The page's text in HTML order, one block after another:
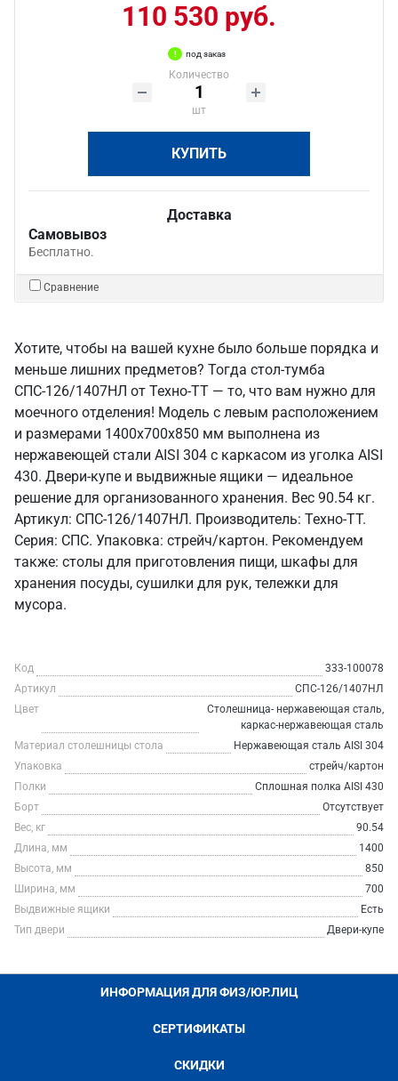
110 530 руб.
под заказ
Количество
шт
КУПИТЬ
Доставка
Самовывоз
Бесплатно.
Сравнение
Хотите, чтобы на вашей кухне было больше порядка и
меньше лишних предметов? Тогда стол-тумба
СПС-126/1407НЛ от Техно-ТТ — то, что вам нужно для
моечного отделения! Модель с левым расположением
и размерами 1400x700x850 мм выполнена из
нержавеющей стали AISI 304 с каркасом из уголка AISI
430. Двери-купе и выдвижные ящики — идеальное
решение для организованного хранения. Вес 90.54 кг.
Артикул: СПС-126/1407НЛ. Производитель: Техно-ТТ.
Серия: СПС. Упаковка: стрейч/картон. Рекомендуем
также: столы для приготовления пищи, шкафы для
хранения посуды, сушилки для рук, тележки для
мусора.
Код
333-100078
Артикул
СПС-126/1407НЛ
Цвет
Столешница- нержавеющая сталь,
каркас-нержавеющая сталь
Материал столешницы стола
Нержавеющая сталь AISI 304
Упаковка
стрейч/картон
Полки
Сплошная полка AISI 430
Борт
Отсутствует
Вес, кг
90.54
Длина, мм
1400
Высота, мм
850
Ширина, мм
700
Выдвижные ящики
Есть
Тип двери
Двери-купе
ИНФОРМАЦИЯ ДЛЯ ФИЗ/ЮР.ЛИЦ
СЕРТИФИКАТЫ
СКИДКИ